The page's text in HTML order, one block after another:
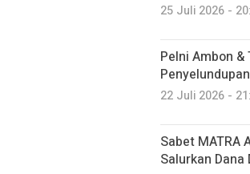
25 Juli 2026 -
Pelni Ambon
22 Juli 2026 -
Sabet MATRA
Salurkan Dana